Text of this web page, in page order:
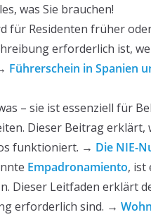
was Sie brauchen!
für Residenten früher
erforderlich ist,
Führerschein in Spanien
– sie ist essenziell für
Dieser Beitrag erklärt,
funktioniert. → Die NIE-
Empadronamiento, ist
Dieser Leitfaden erklärt
erforderlich sind. →